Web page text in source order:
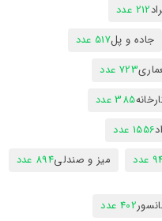
212 عدد
جاده و پل517 عدد
723 عدد
385 عدد
1556 عدد
عدد میز و صندلی894 عدد
402 عدد